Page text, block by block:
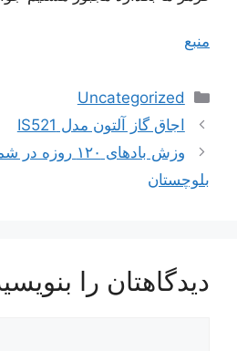
منبع
دسته‌ها
Uncategorized
ناوبری
نوشته‌ها
اجاق گاز آلتون مدل IS521
وزش باد‌های ۱۲۰
بلوچستان
دیدگاهتان را